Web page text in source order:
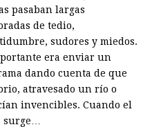
pasaban largas
de tedio,
sudores y miedos.
era enviar un
dando cuenta de que
atravesado un río o
invencibles. Cuando el
surge…